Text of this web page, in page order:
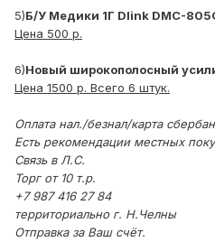
5)Б/У Медики 1Г Dlink DMC-
Цена 500 р.
6)Новый широкополосный
Цена 1500 р. Всего 6 штук.
Оплата нал./безнал/карта
Есть рекомендации местных
Связь в Л.С.
Торг от 10 т.р.
+7 987 416 27 84
территориально г. Н.Челны
Отправка за Ваш счёт.